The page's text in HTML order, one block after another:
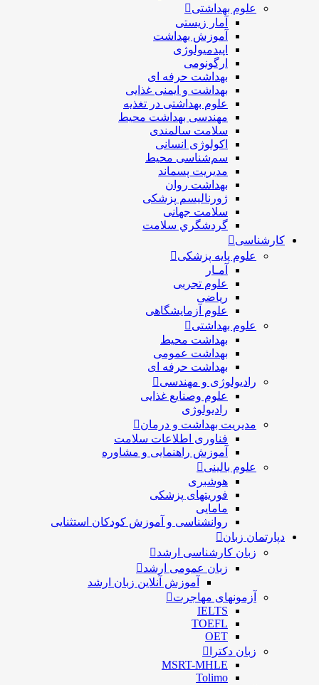
علوم بهداشتی
آمار زیستی
آموزش بهداشت
اپیدمیولوژی
ارگونومی
بهداشت حرفه ای
بهداشت و ایمنی غذایی
علوم بهداشتی در تغذیه
مهندسی بهداشت محيط
سلامت سالمندی
اکولوژی انسانی
سم‌شناسی محیط
مدیریت پسماند
بهداشت روان
ژورنالیسم پزشکی
سلامت جهانی
گردشگري سلامت
کارشناسی
علوم پایه پزشکی
آمـار
علوم تجربی
ریاضی
علوم آزمایشگاهی
علوم بهداشتی
بهداشت محیط
بهداشت عمومی
بهداشت حرفه ای
رادیولوژی و مهندسی
علوم وصنایع غذایی
رادیولوژی
مدیریت بهداشت و درمان
فناوری اطلاعات سلامت
آموزش راهنمایی و مشاوره
علوم بالینی
هوشبری
فوریتهای پزشکی
مامایی
روانشناسی و آموزش کودکان استثنایی
دپارتمان زبان
زبان کارشناسی ارشد
زبان عمومی ارشد
آموزش آنلاین زبان ارشد
آزمونهای مهاجرت
IELTS
TOEFL
OET
زبان دکترا
MSRT-MHLE
Tolimo